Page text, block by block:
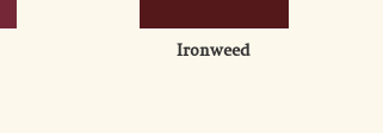
Ironweed